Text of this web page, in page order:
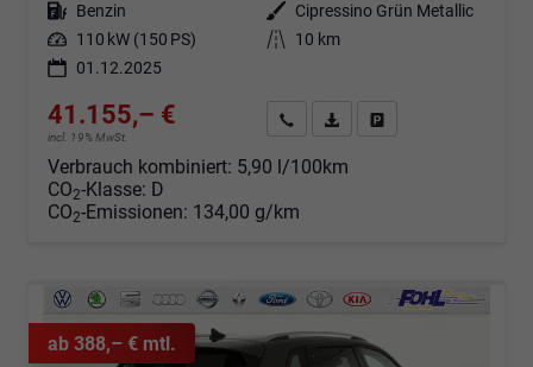
Kraftstoff Benzin Außenfarbe
Cipressino Grün Metallic
Leistung 110 kW (150 PS) Kilometerstand
10 km
01.12.2025
41.155,– €
incl. 19% MwSt.
Angebot anfordern
Fahrzeugexpose (PDF)
Verbrauch kombiniert: 5,90 l/100km
CO2-Klasse: D
CO2-Emissionen: 134,00 g/km
ab 388,– € mtl.